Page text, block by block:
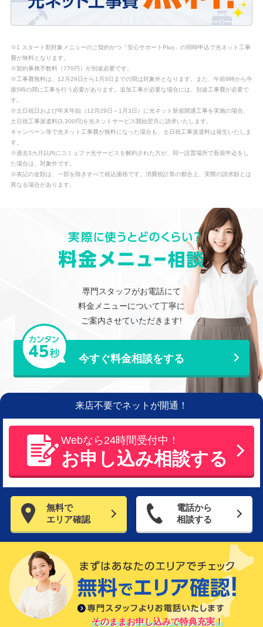
※1 スタート割対象メニューのご契約かつ「安心サポートPlus」の同時申込で光ネット工事
費が無料となります。
※契約事務手数料（770円）が別途必要です。
※工事費無料は、12月29日から1月3日までの間は対象外となります。また、午前9時から午
後5時の間に工事を行う必要があります。追加工事が必要な場合には、別途工事費が必要で
す。
※土日祝日および年末年始（12月29日～1月3日）に光ネット新規開通工事を実施の場合、
土日祝工事派遣料(3,300円)を光ネットサービス開始翌月に請求いたします。
キャンペーン等で光ネット工事費が無料になった場合も、土日祝工事派遣料は発生いたしま
す。
※過去3カ月以内にコミュファ光サービスを解約された方が、同一設置場所で新規申込をし
た場合は、対象外です。
※表記の金額は、一部を除きすべて税込価格です。消費税計算の都合上、実際の請求額とは
異なる場合があります。
専門スタッフがお電話にて
料金メニューについて丁寧に
ご案内させていただきます!
今すぐ料金相談をする
来店不要でネットが開通！
Webなら24時間受付中！
お申し込み相談する
無料で
エリア確認
電話から
相談する